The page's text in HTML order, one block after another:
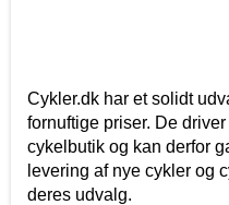
Cykler.dk har et solidt
fornuftige priser. De
cykelbutik og kan derfor
levering af nye cykler og
deres udvalg.